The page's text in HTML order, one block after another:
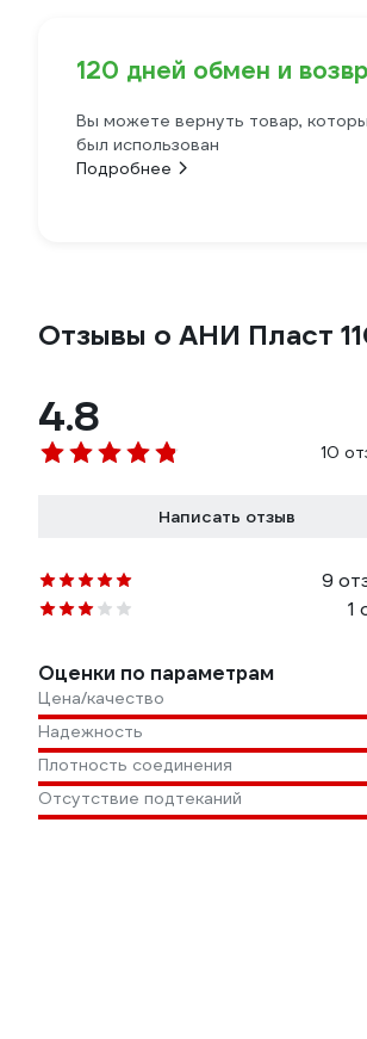
120 дней обмен и
Вы можете вернуть товар,
был использован
Подробнее
Отзывы о АНИ Пласт
4.8
10
Написать отзыв
9
1
Оценки по параметрам
Цена/качество
Надежность
Плотность соединения
Отсутствие подтеканий